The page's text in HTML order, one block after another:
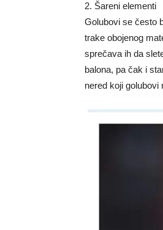
2. Šareni elementi
Golubovi se često
trake obojenog
sprečava ih da
balona, ​​pa čak i
nered koji golubovi